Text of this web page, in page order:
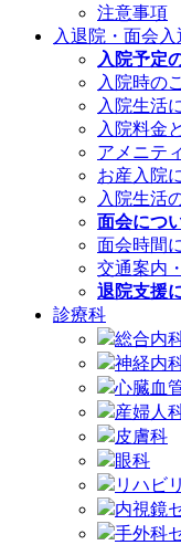
注意事項
入退院・面会
入院予定
入院時の
入院生活
入院料金
アメニテ
お産入院
入院生活
面会につ
面会時間
交通案内
退院支援
診療科
総合内
神経内
心臓血
産婦人
皮膚科
眼科
リハビ
内視鏡
手外科